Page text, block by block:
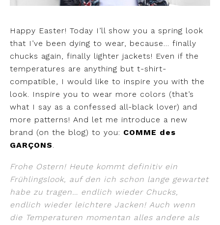
Happy Easter! Today I’ll show you a spring look
that I’ve been dying to wear, because… finally
chucks again, finally lighter jackets! Even if the
temperatures are anything but t-shirt-
compatible, I would like to inspire you with the
look. Inspire you to wear more colors (that’s
what I say as a confessed all-black lover) and
more patterns! And let me introduce a new
brand (on the blog) to you: COMME des
GARÇONS.
Frohe Ostern! Heute kommt definitiv ein
Frühlingslook, auf den ich schon lange gewartet
habe zu tragen… endlich wieder Chucks,
endlich wieder leichtere Jacken! Auch wenn
die Temperaturen momentan alles andere als